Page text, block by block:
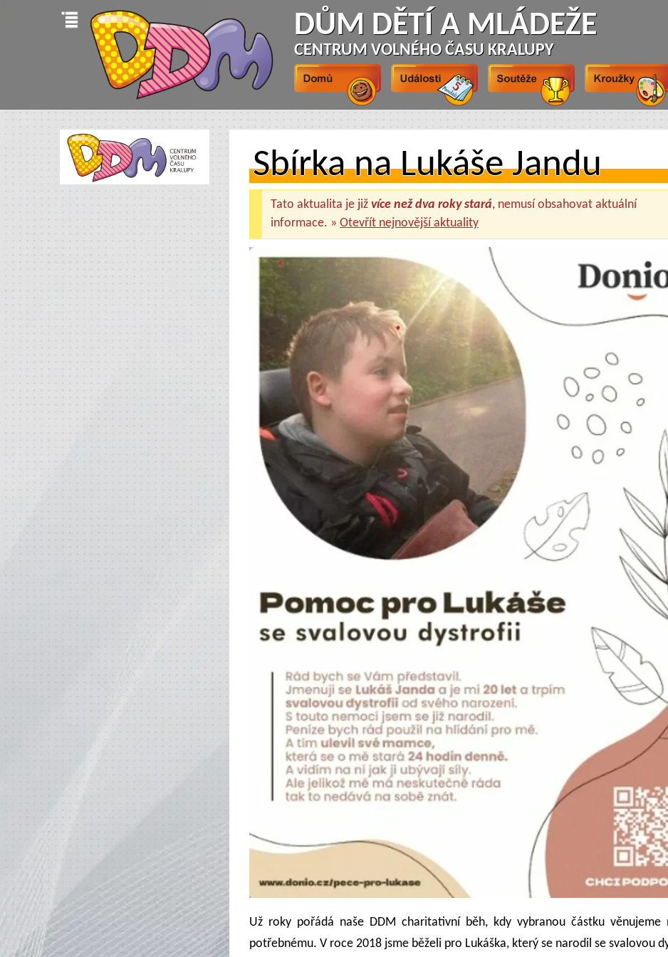
DŮM DĚTÍ A MLÁDEŽE
CENTRUM VOLNÉHO ČASU KRALUPY
Sbírka na Lukáše Jandu
Tato aktualita je již více než dva roky stará, nemusí obsahovat aktuální
informace. » Otevřít nejnovější aktuality
Už roky pořádá naše DDM charitativní běh, kdy vybranou částku věnujeme
potřebnému. V roce 2018 jsme běželi pro Lukáška, který se narodil se svalovou